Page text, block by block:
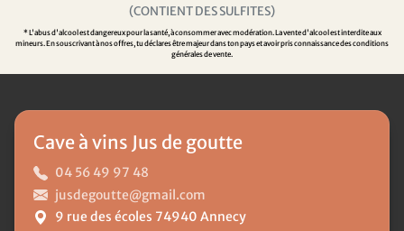
(CONTIENT DES SULFITES)
* L'abus d'alcool est dangereux pour la santé, à consommer avec modération. La vente d'alcool est interdite aux
mineurs. En souscrivant à nos offres, tu déclares être majeur dans ton pays et avoir pris connaissance des conditions
générales de vente.
Cave à vins Jus de goutte
04 56 49 97 48
jusdegoutte@gmail.com
9 rue des écoles 74940 Annecy